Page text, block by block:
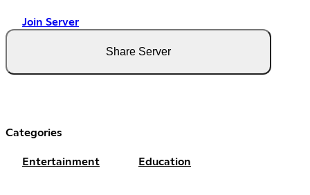
Join Server
Share Server
Categories
Entertainment Education